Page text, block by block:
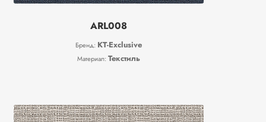
ARL008
Бренд: KT-Exclusive
Материал: Текстиль